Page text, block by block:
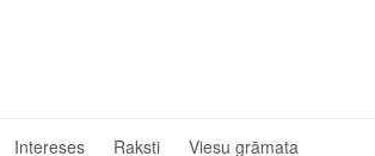
Intereses Raksti Viesu grāmata